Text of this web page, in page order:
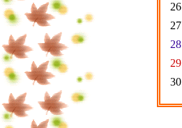
26
27
28
29
30